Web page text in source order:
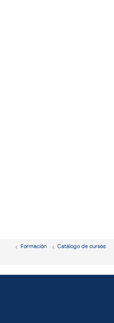
Formación Catálogo de cursos